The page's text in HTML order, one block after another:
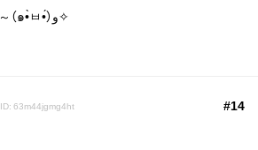
この方法で直りました～（๑•̀ㅂ•́）و✧
ID: 63m44jgmg4ht #14